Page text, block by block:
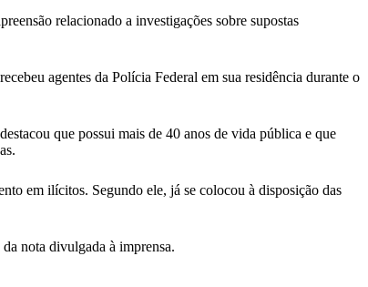
relacionado a investigações sobre supostas
agentes da Polícia Federal em sua residência durante o
que possui mais de 40 anos de vida pública e que
em ilícitos. Segundo ele, já se colocou à disposição das
nota divulgada à imprensa.